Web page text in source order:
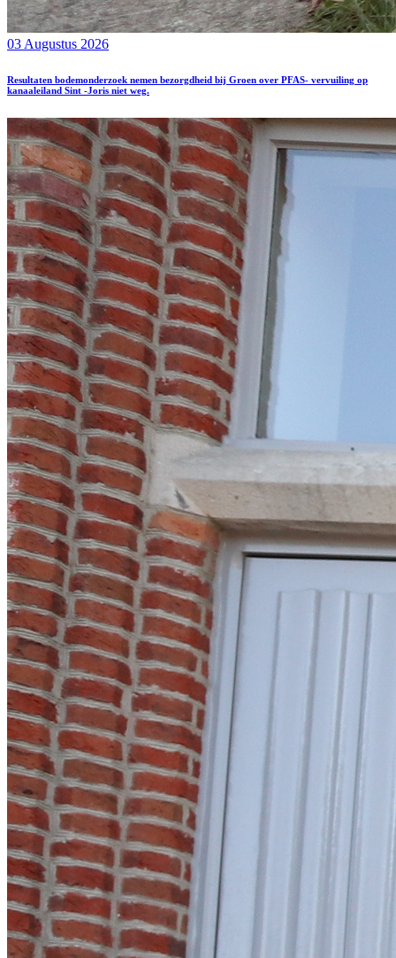
03 Augustus 2026
Resultaten bodemonderzoek nemen bezorgdheid bij Groen over PFAS- vervuiling op
kanaaleiland Sint -Joris niet weg.